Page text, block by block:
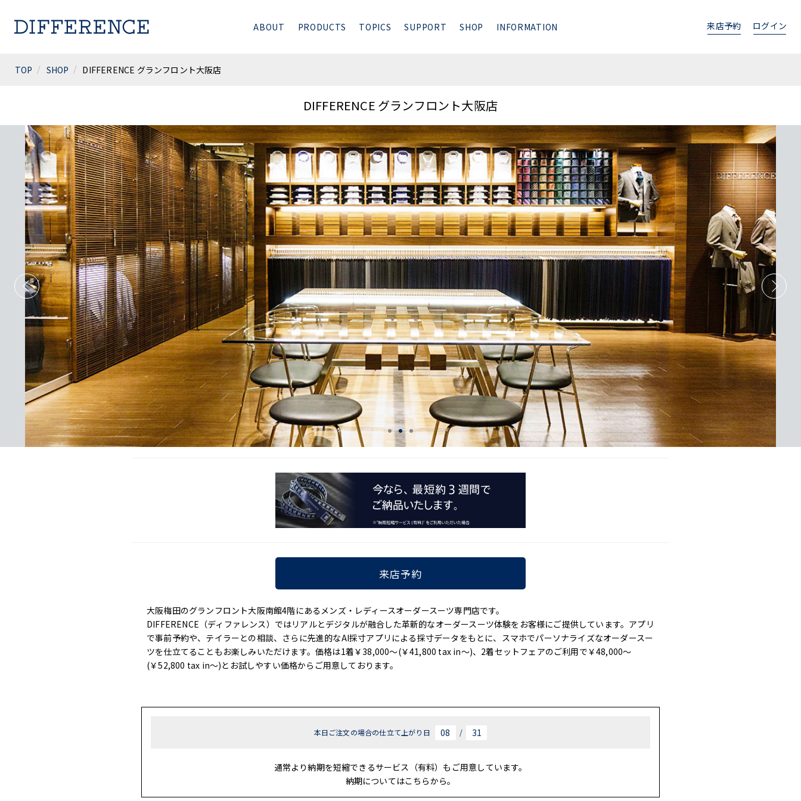
ABOUT PRODUCTS TOPICS SHOP
SUPPORT INFORMATION 来店予約 ログイン
TOP SHOP DIFFERENCE グランフロント大阪店
DIFFERENCE グランフロント大阪店
来店予約
大阪梅田のグランフロント大阪南館4階にあるメンズ・レディースオーダースーツ専門店です。
DIFFERENCE（ディファレンス）ではリアルとデジタルが融合した革新的なオーダースーツ体験をお客様にご提供しています。アプリ
で事前予約や、テイラーとの相談、さらに先進的なAI採寸アプリによる採寸データをもとに、スマホでパーソナライズなオーダースー
ツを仕立てることもお楽しみいただけます。価格は1着￥38,000～(￥41,800 tax in～)、2着セットフェアのご利用で￥48,000～
(￥52,800 tax in～)とお試しやすい価格からご用意しております。
本日ご注文の場合の仕立て上がり日 08 / 31
通常より納期を短縮できるサービス（有料）もご用意しています。
納期についてはこちらから。